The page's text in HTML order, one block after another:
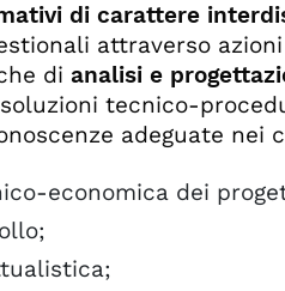
di carattere
attraverso
di analisi e
tecnico-
adeguate nei
economica dei